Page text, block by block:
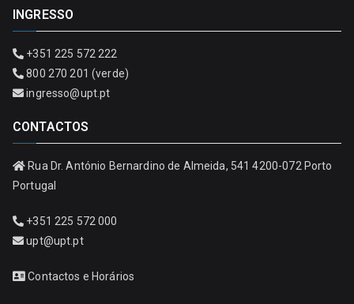
INGRESSO
+351 225 572 222
800 270 201 (verde)
ingresso@upt.pt
CONTACTOS
Rua Dr. António Bernardino de Almeida, 541 4200-072 Porto
Portugal
+351 225 572 000
upt@upt.pt
Contactos e Horários